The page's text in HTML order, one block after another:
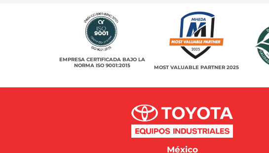
EMPRESA CERTIFICADA BAJO LA
NORMA ISO 9001:2015
MOST VALUABLE PARTNER 2025
México